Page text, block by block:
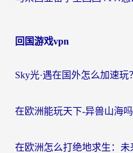
回国游戏vpn